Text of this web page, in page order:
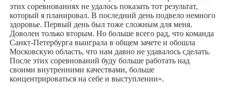
этих соревнованиях не удалось показать тот результат,
который я планировал. В последний день подвело немного
здоровье. Первый день был тоже сложным для меня.
Доволен только вторым. Но больше всего рад, что команда
Санкт-Петербурга выиграла в общем зачете и обошла
Московскую область, что нам давно не удавалось сделать.
После этих соревнований буду больше работать над
своими внутренними качествами, больше
концентрироваться на себе и выступлении».